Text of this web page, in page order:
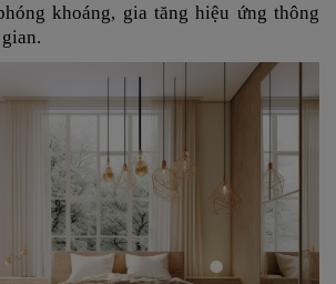
khoáng, gia tăng hiệu ứng thông